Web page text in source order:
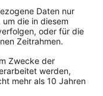
Daten nur
die in diesem
oder für die
Zeitrahmen.
Zwecke der
werden,
mehr als 10 Jahren